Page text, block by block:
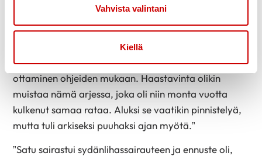
Vahvista valintani
Kiellä
samalla tehtiin pallolaajennus. Samassa yhteydessä
löydettiin myös tyypin 2 diabetes. Yhtäkkiä hänen piti
opetella monia uusia taitoja, kuten verensokerin ja
verenpaineen mittaaminen sekä lääkkeiden
ottaminen ohjeiden mukaan. Haastavinta olikin
muistaa nämä arjessa, joka oli niin monta vuotta
kulkenut samaa rataa. Aluksi se vaatikin pinnistelyä,
mutta tuli arkiseksi puuhaksi ajan myötä.”
”Satu sairastui sydänlihassairauteen ja ennuste oli,